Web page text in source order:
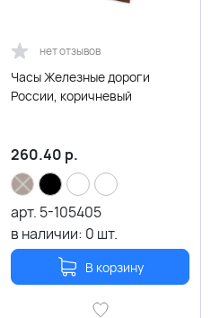
нет отзывов
Часы Железные дороги
России, коричневый
260.40 р.
арт. 5-105405
в наличии: 0 шт.
В корзину